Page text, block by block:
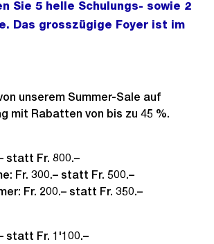
Sie 5 helle Schulungs- sowie 2
Das grosszügige Foyer ist im
unserem Summer-Sale auf
mit Rabatten von bis zu 45 %.
statt Fr. 800.–
Fr. 300.– statt Fr. 500.–
Fr. 200.– statt Fr. 350.–
statt Fr. 1'100.–